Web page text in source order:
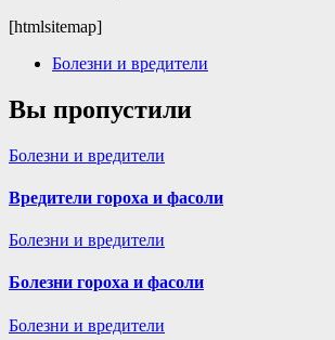
[htmlsitemap]
Болезни и вредители
Вы пропустили
Болезни и вредители
Вредители гороха и фасоли
Болезни и вредители
Болезни гороха и фасоли
Болезни и вредители